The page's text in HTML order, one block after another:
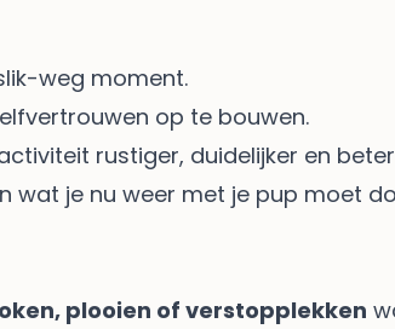
weg moment.
op te bouwen.
rustiger, duidelijker en
je nu weer met je pup moet
plooien of verstopplekken